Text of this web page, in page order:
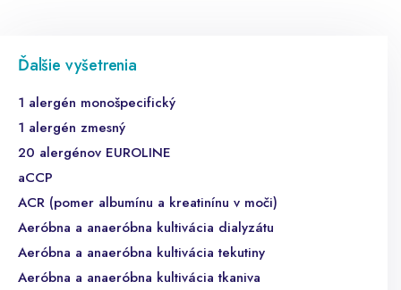
Ďalšie vyšetrenia
1 alergén monošpecifický
1 alergén zmesný
20 alergénov EUROLINE
aCCP
ACR (pomer albumínu a kreatinínu v moči)
Aeróbna a anaeróbna kultivácia dialyzátu
Aeróbna a anaeróbna kultivácia tekutiny
Aeróbna a anaeróbna kultivácia tkaniva